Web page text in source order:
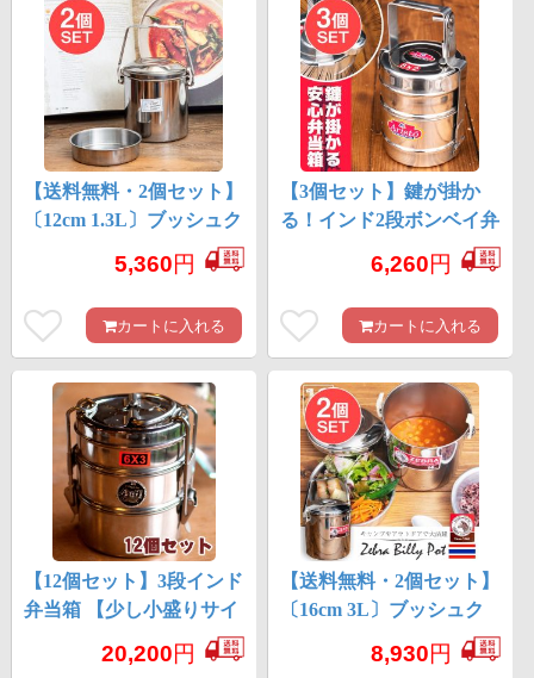
【送料無料・2個セット】
〔12cm 1.3L〕ブッシュク
ラフトの定番 ビリー
缶・ビリーポット リー
ズナブルなニワトリブラ
ンド
5,360円
カートに入れる
【3個セット】鍵が掛か
る！インド2段ボンベイ弁
当箱 ダッバーワーラー
仕様【直径:約10cm 高さ:
約19.5cm】
6,260円
カートに入れる
【12個セット】3段インド
弁当箱 【少し小盛りサイ
ズ 直径:約9.5cm 高さ:約
20,200円
【送料無料・2個セット】
〔16cm 3L〕ブッシュク
ラフトの定番 ゼブラ社
のビリー缶・ビリーポッ
8,930円